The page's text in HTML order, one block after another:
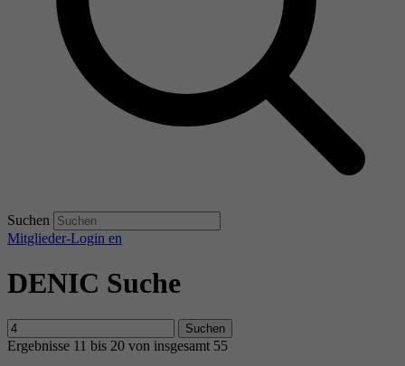
Suchen
Mitglieder-Login en
DENIC Suche
Suchen
Ergebnisse 11 bis 20 von insgesamt 55